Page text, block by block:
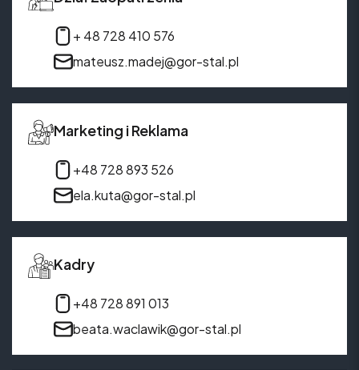
+ 48 728 410 576
mateusz.madej@gor-stal.pl
Marketing i Reklama
+48 728 893 526
ela.kuta@gor-stal.pl
Kadry
+48 728 891 013
beata.waclawik@gor-stal.pl